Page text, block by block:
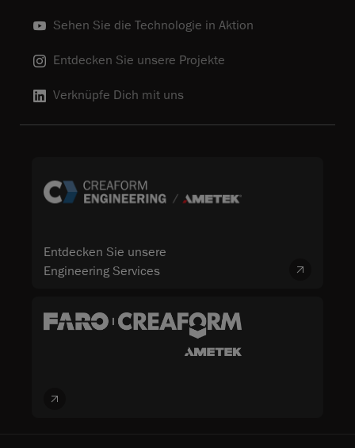
Sehen Sie die Technologie in Aktion
Entdecken Sie unsere Projekte
Verknüpfe Dich mit uns
Entdecken Sie unsere
Engineering Services